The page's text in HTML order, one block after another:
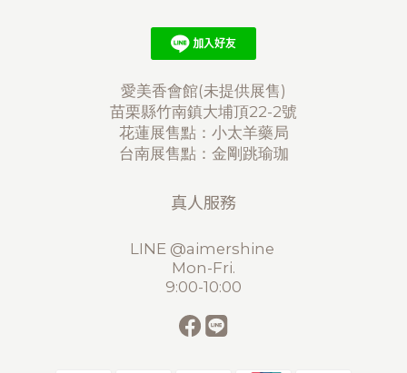
愛美香會館(未提供展售)
苗栗縣竹南鎮大埔頂22-2號
花蓮展售點：小太羊藥局
台南展售點：金剛跳瑜珈
真人服務
LINE @aimershine
Mon-Fri.
9:00-10:00